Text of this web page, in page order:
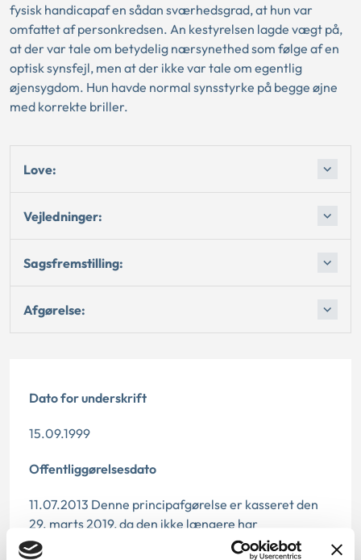
fysisk handicapaf en sådan sværhedsgrad, at hun var
omfattet af personkredsen. An kestyrelsen lagde vægt på,
at der var tale om betydelig nærsynethed som følge af en
optisk synsfejl, men at der ikke var tale om egentlig
øjensygdom. Hun havde normal synsstyrke på begge øjne
med korrekte briller.
Love:
Vejledninger:
Sagsfremstilling:
Afgørelse:
Dato for underskrift
15.09.1999
Offentliggørelsesdato
11.07.2013 Denne principafgørelse er kasseret den
29. marts 2019, da den ikke længere har
vejledningsværdi.